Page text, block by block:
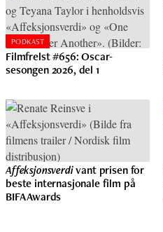
PODKAST
Filmfrelst #656: Oscar-
sesongen 2026, del 1
Affeksjonsverdivant prisen for
beste internasjonale film på
BIFA Awards